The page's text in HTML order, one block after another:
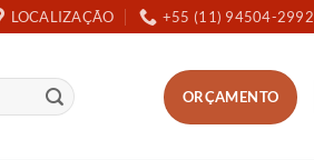
LOCALIZAÇÃO +55 (11) 94504-2992
ORÇAMENTO